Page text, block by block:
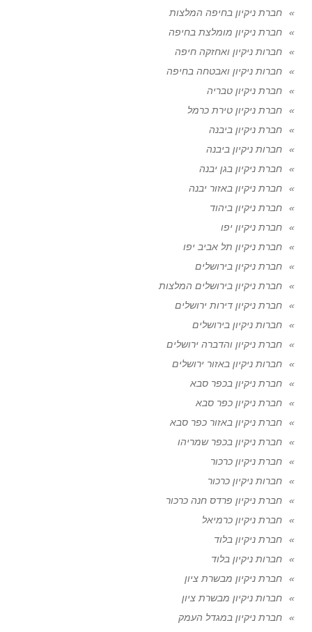
חברת ניקיון בחיפה המלצות
חברת ניקיון מומלצת בחיפה
חברות ניקיון ואחזקה חיפה
חברות ניקיון ואבטחה בחיפה
חברת ניקיון טבריה
חברת ניקיון טירת כרמל
חברת ניקיון ביבנה
חברות ניקיון ביבנה
חברת ניקיון בגן יבנה
חברת ניקיון באזור יבנה
חברת ניקיון ביהוד
חברת ניקיון יפו
חברת ניקיון תל אביב יפו
חברת ניקיון בירושלים
חברת ניקיון בירושלים המלצות
חברת ניקיון דירות ירושלים
חברות ניקיון בירושלים
חברת ניקיון והדברה ירושלים
חברות ניקיון באזור ירושלים
חברת ניקיון בכפר סבא
חברת ניקיון כפר סבא
חברת ניקיון באזור כפר סבא
חברת ניקיון בכפר שמריהו
חברת ניקיון כרכור
חברות ניקיון כרכור
חברת ניקיון פרדס חנה כרכור
חברת ניקיון כרמיאל
חברת ניקיון בלוד
חברות ניקיון בלוד
חברת ניקיון מבשרת ציון
חברות ניקיון מבשרת ציון
חברת ניקיון במגדל העמק